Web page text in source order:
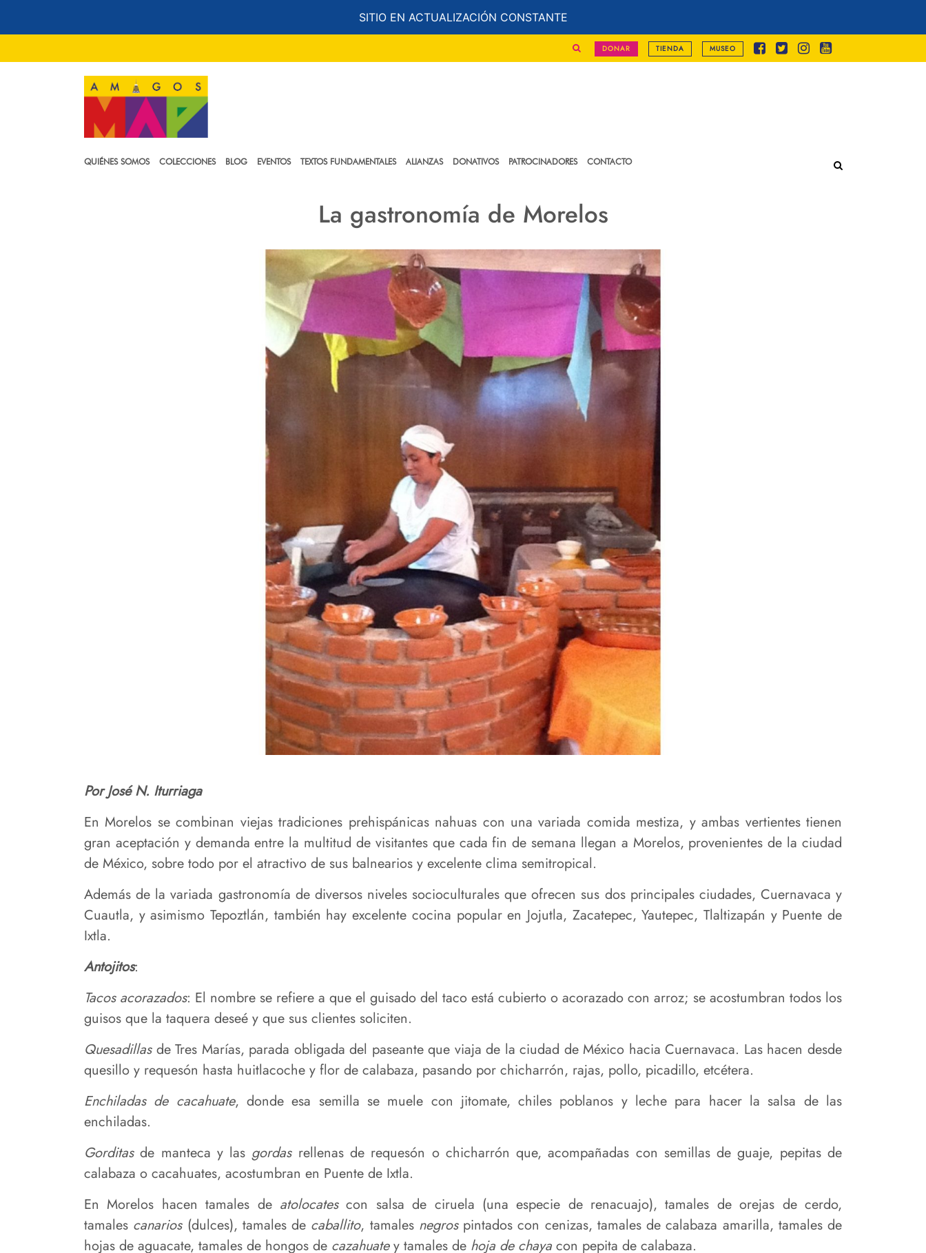
SITIO EN ACTUALIZACIÓN CONSTANTE
DONAR TIENDA MUSEO
QUIÉNES SOMOS COLECCIONES BLOG EVENTOS TEXTOS FUNDAMENTALES ALIANZAS DONATIVOS PATROCINADORES CONTACTO
La gastronomía de Morelos
Por José N. Iturriaga
En Morelos se combinan viejas tradiciones prehispánicas nahuas con una variada comida mestiza, y ambas vertientes tienen
gran aceptación y demanda entre la multitud de visitantes que cada fin de semana llegan a Morelos, provenientes de la ciudad
de México, sobre todo por el atractivo de sus balnearios y excelente clima semitropical.
Además de la variada gastronomía de diversos niveles socioculturales que ofrecen sus dos principales ciudades, Cuernavaca y
Cuautla, y asimismo Tepoztlán, también hay excelente cocina popular en Jojutla, Zacatepec, Yautepec, Tlaltizapán y Puente de
Ixtla.
Antojitos:
Tacos acorazados: El nombre se refiere a que el guisado del taco está cubierto o acorazado con arroz; se acostumbran todos los
guisos que la taquera deseé y que sus clientes soliciten.
Quesadillasde Tres Marías, parada obligada del paseante que viaja de la ciudad de México hacia Cuernavaca. Las hacen desde
quesillo y requesón hasta huitlacoche y flor de calabaza, pasando por chicharrón, rajas, pollo, picadillo, etcétera.
Enchiladas de cacahuate, donde esa semilla se muele con jitomate, chiles poblanos y leche para hacer la salsa de las
enchiladas.
Gorditasde manteca y las gordas rellenas de requesón o chicharrón que, acompañadas con semillas de guaje, pepitas de
calabaza o cacahuates, acostumbran en Puente de Ixtla.
En Morelos hacen tamales de atolocatescon salsa de ciruela (una especie de renacuajo), tamales de orejas de cerdo,
tamales canarios(dulces), tamales de caballito, tamales negrospintados con cenizas, tamales de calabaza amarilla, tamales de
hojas de aguacate, tamales de hongos de cazahuatey tamales de hoja de chaya con pepita de calabaza.